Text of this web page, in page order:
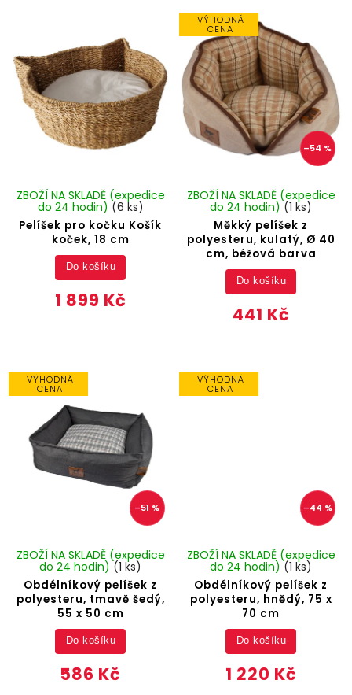
Pelíšek pro kočku Košík
koček, 18 cm
ZBOŽÍ NA SKLADĚ (expedice
do 24 hodin) (6 ks)
1 899 Kč
Do košíku
VÝHODNÁ
CENA
–54 %
Měkký pelíšek z
polyesteru, kulatý, Ø 40
cm, béžová barva
ZBOŽÍ NA SKLADĚ (expedice
do 24 hodin)(1 ks)
441 Kč
Do košíku
VÝHODNÁ
CENA
–51 %
Obdélníkový pelíšek z
polyesteru, tmavě šedý,
55 x 50 cm
ZBOŽÍ NA SKLADĚ (expedice
do 24 hodin)(1 ks)
586 Kč
Do košíku
VÝHODNÁ
CENA
–44 %
Obdélníkový pelíšek z
polyesteru, hnědý, 75 x
70 cm
ZBOŽÍ NA SKLADĚ (expedice
do 24 hodin)(1 ks)
1 220 Kč
Do košíku